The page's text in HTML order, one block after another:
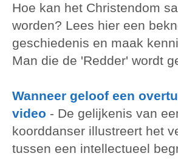
Hoe kan het Christendom
worden? Lees hier een
geschiedenis en maak
Man die de 'Redder' wordt
Wanneer geloof een
video - De gelijkenis van
koorddanser illustreert het
tussen een intellectueel